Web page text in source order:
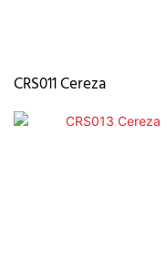
CRS011 Cereza